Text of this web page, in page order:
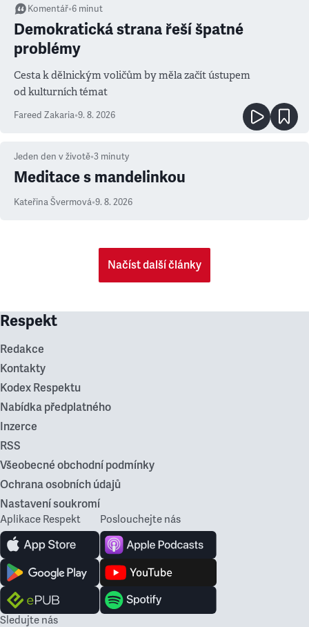
Komentář•6 minut
Demokratická strana řeší špatné
problémy
Cesta k dělnickým voličům by měla začít ústupem
od kulturních témat
Fareed Zakaria•9. 8. 2026
Jeden den v životě•3 minuty
Meditace s mandelinkou
Kateřina Švermová•9. 8. 2026
Načíst další články
Respekt
Redakce
Kontakty
Kodex Respektu
Nabídka předplatného
Inzerce
RSS
Všeobecné obchodní podmínky
Ochrana osobních údajů
Nastavení soukromí
Aplikace Respekt Poslouchejte nás
Sledujte nás